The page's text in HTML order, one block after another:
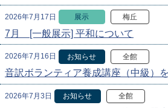
2026年7月17日 展示 梅丘
7月 [一般展示] 平和について
2026年7月16日 お知らせ 全館
音訳ボランティア養成講座（中級）
2026年7月3日 お知らせ 全館